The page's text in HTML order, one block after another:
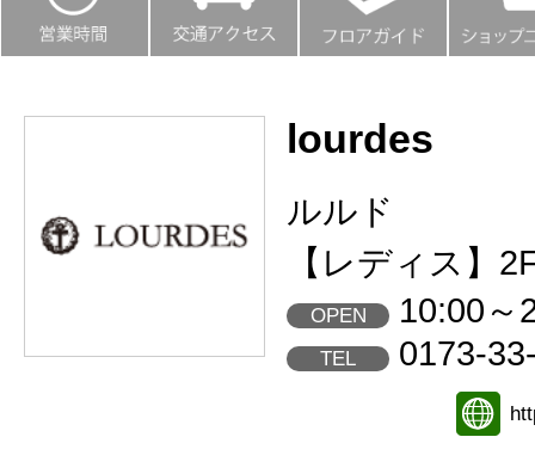
lourdes
ルルド
【レディス】
OPEN 10:00～
TEL 0173-